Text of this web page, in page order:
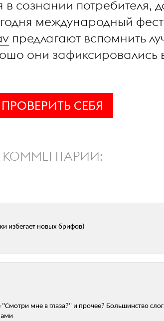
в сознании потребителя,
международный
предлагают вспомнить
они
ПРОВЕРИТЬ СЕБЯ
КОММЕНТАРИИ:
избегает новых брифов)
мне в глаза?" и прочее? Большинство